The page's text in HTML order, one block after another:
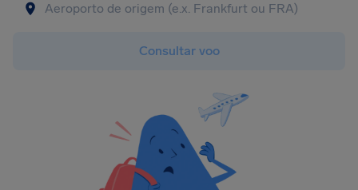
Consultar voo